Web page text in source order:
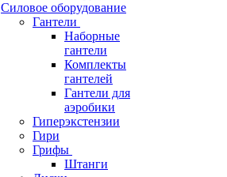
Силовое оборудование
Гантели
Наборные
гантели
Комплекты
гантелей
Гантели для
аэробики
Гиперэкстензии
Гири
Грифы
Штанги